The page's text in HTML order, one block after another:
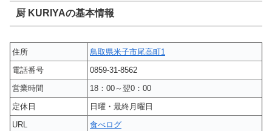
厨 KURIYAの基本情報
住所
鳥取県米子市尾高町1
電話番号
0859-31-8562
営業時間
18：00～翌0：00
定休日
日曜・最終月曜日
URL
食べログ